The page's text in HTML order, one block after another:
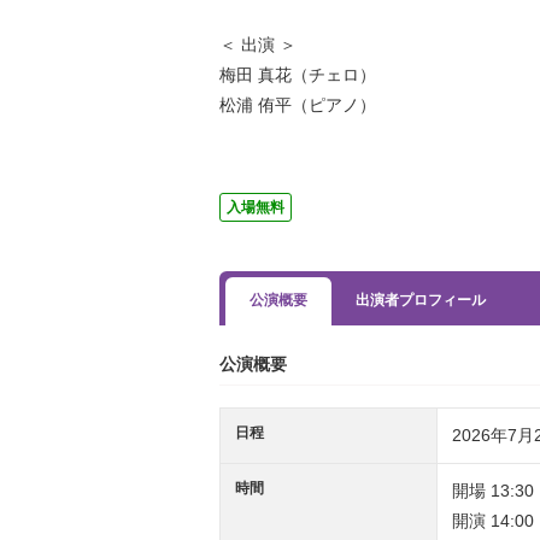
＜ 出演 ＞
梅田 真花（チェロ）
松浦 侑平（ピアノ）
入場無料
公演概要 出演者プロフィール
公演概要
日程 2026年7月
時間
開場 13:30
開演 14:00